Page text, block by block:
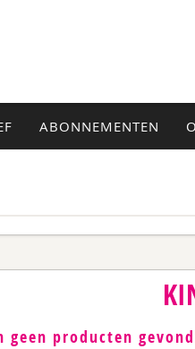
ABONNEMENTEN
geen producten